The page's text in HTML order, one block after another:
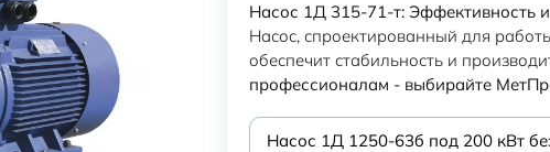
Насос 1Д 315-71-т: Эффективность
Насос, спроектированный для
обеспечит стабильность и
профессионалам - выбирайте
Насос 1Д 1250-63б под 200 кВт